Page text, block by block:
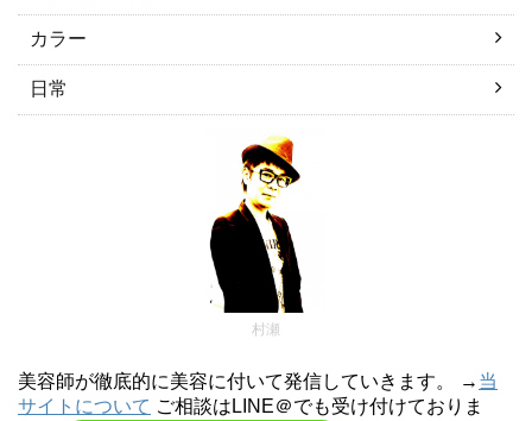
カラー
日常
村瀬
美容師が徹底的に美容に付いて発信していきます。 → 当
サイトについて ご相談はLINE＠でも受け付けておりま